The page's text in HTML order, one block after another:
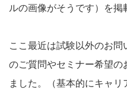
ルの画像がそうです）を掲
ここ最近は試験以外のお
のご質問やセミナー希望の
ました。（基本的にキャ